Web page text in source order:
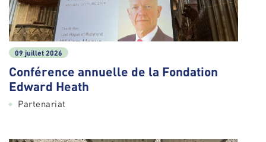
09 juillet 2026
Conférence annuelle de la Fondation
Edward Heath
Partenariat